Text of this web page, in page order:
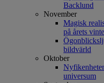
Backlund
November
Magisk
på årets
bildvärld
Oktober
universum